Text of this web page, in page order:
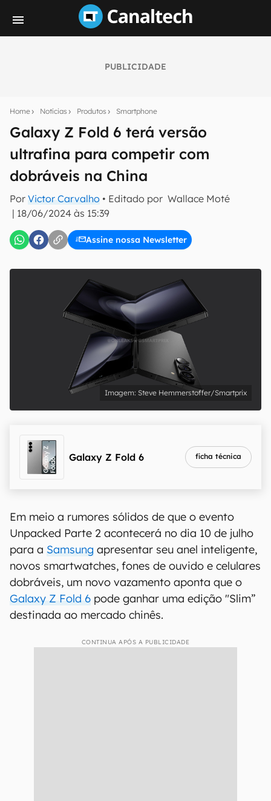
PUBLICIDADE
Home Notícias Produtos Smartphone
Galaxy Z Fold 6 terá versão
ultrafina para competir com
dobráveis na China
Por Victor Carvalho • Editado por Wallace Moté
| 18/06/2024 às 15:39
Assine nossa Newsletter
notícias e reviews sobre tecnologia em primeira
mão.
E-mail
inscreva-se
Confirmo que li, aceito e concordo com os Termos de
Uso e Política de Privacidade do Canaltech.
Steve Hemmerstoffer/Smartprix
Galaxy Z Fold 6 ficha técnica
Em meio a rumores sólidos de que o evento
Unpacked Parte 2 acontecerá no dia 10 de julho
para a Samsung apresentar seu anel inteligente,
novos smartwatches, fones de ouvido e celulares
dobráveis, um novo vazamento aponta que o
Galaxy Z Fold 6 pode ganhar uma edição "Slim”
destinada ao mercado chinês.
CONTINUA APÓS A PUBLICIDADE